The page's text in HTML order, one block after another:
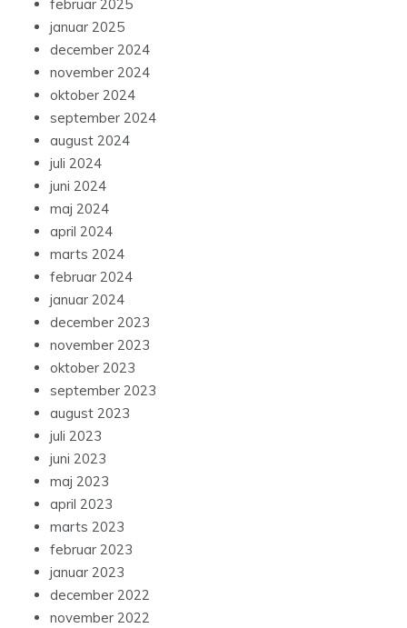
februar 2025
januar 2025
december 2024
november 2024
oktober 2024
september 2024
august 2024
juli 2024
juni 2024
maj 2024
april 2024
marts 2024
februar 2024
januar 2024
december 2023
november 2023
oktober 2023
september 2023
august 2023
juli 2023
juni 2023
maj 2023
april 2023
marts 2023
februar 2023
januar 2023
december 2022
november 2022